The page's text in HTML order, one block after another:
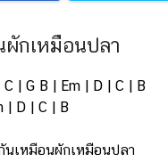
ผักเหมือนปลา
| G B | Em | D | C | B
| D | C | B
เหมือนผักเหมือนปลา